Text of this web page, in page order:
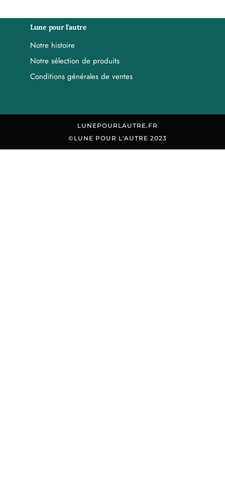
Lune pour l'autre
Notre histoire
Notre sélection de produits
Conditions générales de ventes
LUNEPOURLAUTRE.FR
©LUNE POUR L'AUTRE 2023